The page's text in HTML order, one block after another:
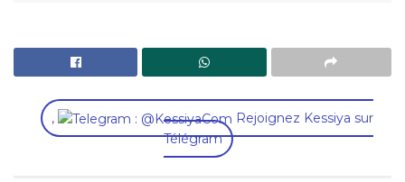
,
Rejoignez Kessiya sur
Télégram